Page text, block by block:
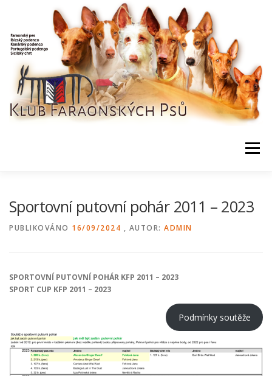
Menu
ODCHOVY V ČR INZERCE
Sportovní putovní pohár 2011 – 2023
PUBLIKOVÁNO 16/09/2024 , AUTOR: ADMIN
SPORTOVNÍ PUTOVNÍ POHÁR KFP 2011 – 2023
SPORT CUP KFP 2011 – 2023
Podmínky soutěže